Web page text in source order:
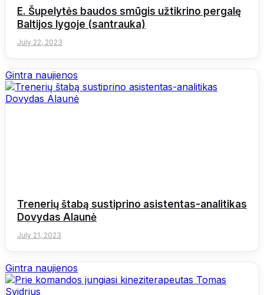
E. Šupelytės baudos smūgis užtikrino pergalę
Baltijos lygoje (santrauka)
July 22, 2023
Gintra naujienos
Trenerių štabą sustiprino asistentas-analitikas
Dovydas Alaunė
July 21, 2023
Gintra naujienos